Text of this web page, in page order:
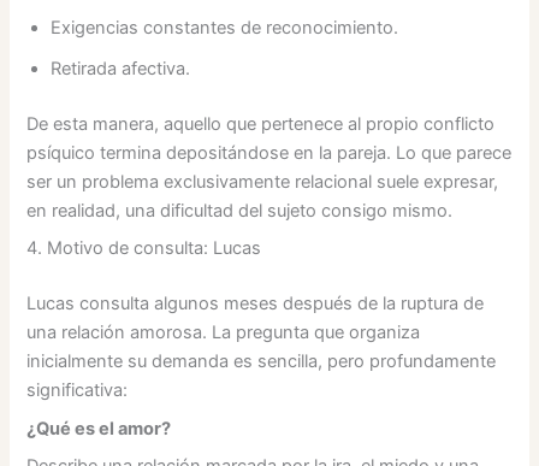
Exigencias constantes de reconocimiento.
Retirada afectiva.
De esta manera, aquello que pertenece al propio conflicto
psíquico termina depositándose en la pareja. Lo que parece
ser un problema exclusivamente relacional suele expresar,
en realidad, una dificultad del sujeto consigo mismo.
4. Motivo de consulta: Lucas
Lucas consulta algunos meses después de la ruptura de
una relación amorosa. La pregunta que organiza
inicialmente su demanda es sencilla, pero profundamente
significativa:
¿Qué es el amor?